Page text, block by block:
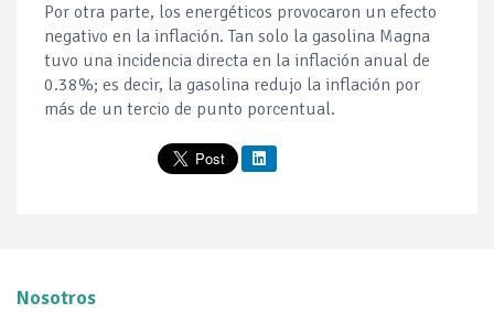
Por otra parte, los energéticos provocaron un efecto
negativo en la inflación. Tan solo la gasolina Magna
tuvo una incidencia directa en la inflación anual de
0.38%; es decir, la gasolina redujo la inflación por
más de un tercio de punto porcentual.
Nosotros